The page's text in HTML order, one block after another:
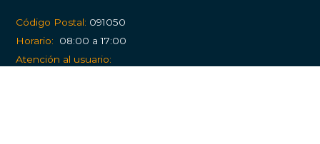
Código Postal: 091050
Horario:
08:00 a 17:00
Atención al usuario: